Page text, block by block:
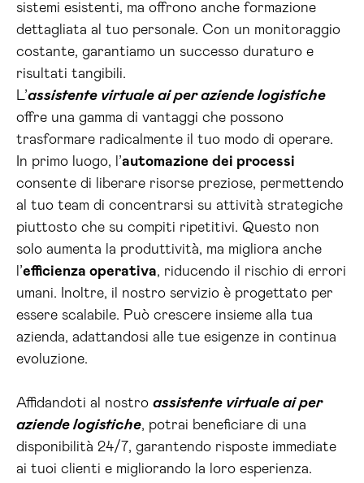
sistemi esistenti, ma offrono anche formazione
dettagliata al tuo personale. Con un monitoraggio
costante, garantiamo un successo duraturo e
risultati tangibili.
L’assistente virtuale ai per aziende logistiche
offre una gamma di vantaggi che possono
trasformare radicalmente il tuo modo di operare.
In primo luogo, l’automazione dei processi
consente di liberare risorse preziose, permettendo
al tuo team di concentrarsi su attività strategiche
piuttosto che su compiti ripetitivi. Questo non
solo aumenta la produttività, ma migliora anche
l’efficienza operativa, riducendo il rischio di errori
umani. Inoltre, il nostro servizio è progettato per
essere scalabile. Può crescere insieme alla tua
azienda, adattandosi alle tue esigenze in continua
evoluzione.
Affidandoti al nostro assistente virtuale ai per
aziende logistiche, potrai beneficiare di una
disponibilità 24/7, garantendo risposte immediate
ai tuoi clienti e migliorando la loro esperienza.